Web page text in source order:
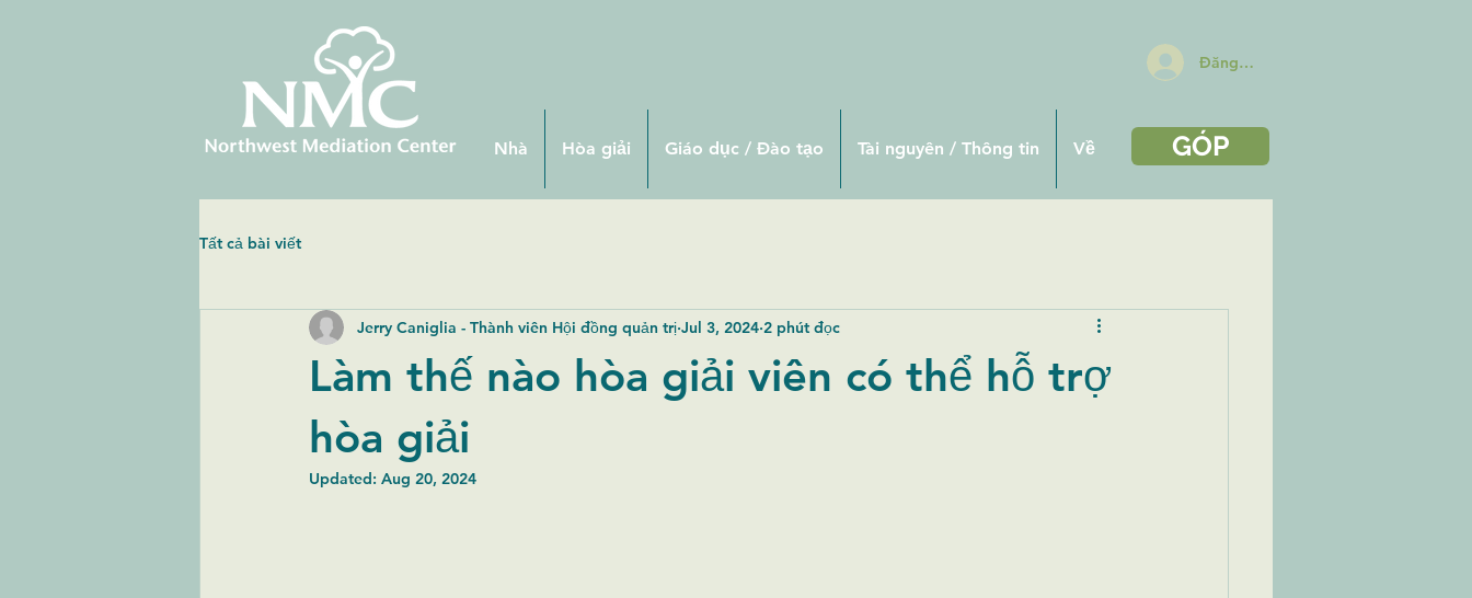
Nhà Hòa giải Giáo dục / Đào tạo Tài nguyên / Thông tin Về
Đăng nhập
GÓP
Tất cả bài viết
Làm thế nào hòa giải viên có thể hỗ trợ
hòa giải
Jerry Caniglia - Thành viên Hội đồng quản trị Jul 3, 2024 2 phút đọc
Updated: Aug 20, 2024